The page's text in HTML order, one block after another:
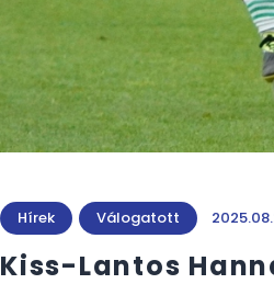
Hírek Válogatott
Kiss-Lantos